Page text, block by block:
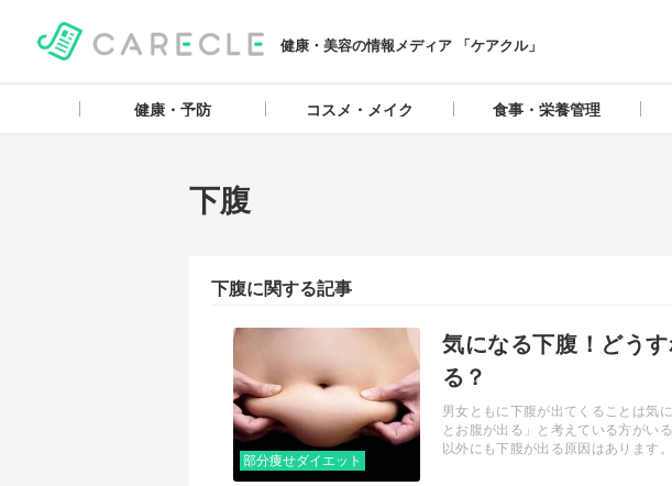
健康・美容の情報メディア 「ケアクル」
健康・予防 コスメ・メイク 食事・栄養管理
下腹
下腹に関する記事
気になる下腹！どう
る？
男女ともに下腹が出てくることは気
とお腹が出る」と考えている方がい
以外にも下腹が出る原因はあります
部分痩せダイエット